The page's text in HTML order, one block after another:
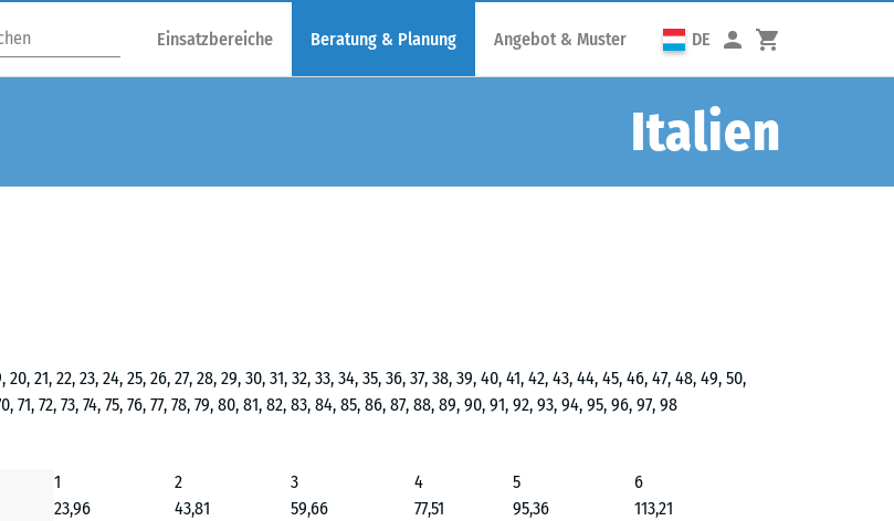
Einsatzbereiche Beratung & Planung Angebot & Muster DE
Italien
21, 22, 23, 24, 25, 26, 27, 28, 29, 30, 31, 32, 33, 34, 35, 36, 37, 38, 39, 40, 41, 42, 43, 44, 45, 46, 47, 48, 49, 50,
71, 72, 73, 74, 75, 76, 77, 78, 79, 80, 81, 82, 83, 84, 85, 86, 87, 88, 89, 90, 91, 92, 93, 94, 95, 96, 97, 98
1 2 3 4 5
6
23,96 43,81 59,66 77,51 95,36 113,21